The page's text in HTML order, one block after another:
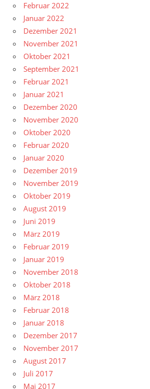
Februar 2022
Januar 2022
Dezember 2021
November 2021
Oktober 2021
September 2021
Februar 2021
Januar 2021
Dezember 2020
November 2020
Oktober 2020
Februar 2020
Januar 2020
Dezember 2019
November 2019
Oktober 2019
August 2019
Juni 2019
März 2019
Februar 2019
Januar 2019
November 2018
Oktober 2018
März 2018
Februar 2018
Januar 2018
Dezember 2017
November 2017
August 2017
Juli 2017
Mai 2017